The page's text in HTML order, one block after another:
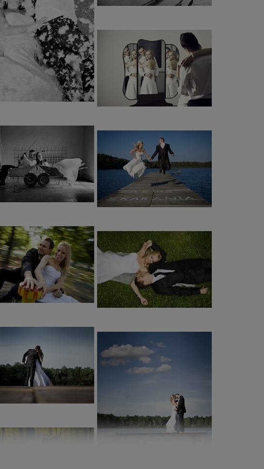
kreatywność…
i moc pomysłów na niebanalne sesje w plenerze.
przyjmowanych zleceń (30 ślubów rocznie). Moi klienci określają
naturalności i spontaniczności
ponieważ każda para ma inne oczekiwania
wspomnienia zostają na cale życie.
co możemy zrobić, żeby przełożyć je na
naprawdę wyjątkowego.
5?
– dwie kochające się osoby, które od sesji ślubnej oczekują czegoś
powinna wyglądać jeszcze lepiej, niż w
Wam uczynić ja naprawdę wyjątkową.